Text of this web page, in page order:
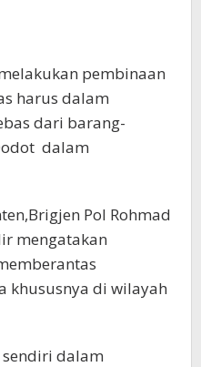
pembinaan
harus dalam
dari barang-
dalam
Pol Rohmad
mengatakan
khususnya di wilayah
dalam